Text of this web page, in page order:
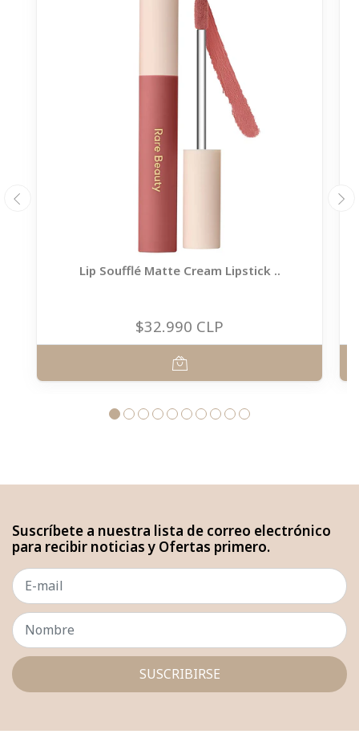
Lip Soufflé Matte Cream Lipstick ..
$32.990 CLP
Suscríbete a nuestra lista de correo electrónico
para recibir noticias y Ofertas primero.
SUSCRIBIRSE